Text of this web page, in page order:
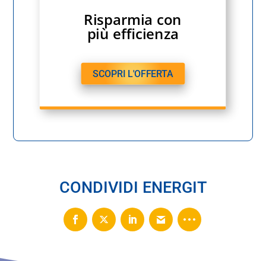
Risparmia con
più efficienza
SCOPRI L'OFFERTA
CONDIVIDI ENERGIT